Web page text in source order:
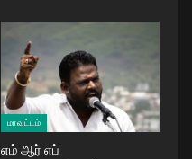
மாவட்டம்
எம் ஆர் எப்